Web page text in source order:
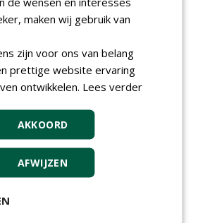
2026-2027 aan
en Jaro.
gunt raamovereenkomst
bomen aan J. van Esch.
verlichting (OVL)
aan Zee en Nissewaard
gunt ecologische
aan Van Helvoirt
maken wij gebruik van
zijn voor ons van belang
prettige website ervaring
ontwikkelen. Lees verder
AKKOORD
AFWIJZEN